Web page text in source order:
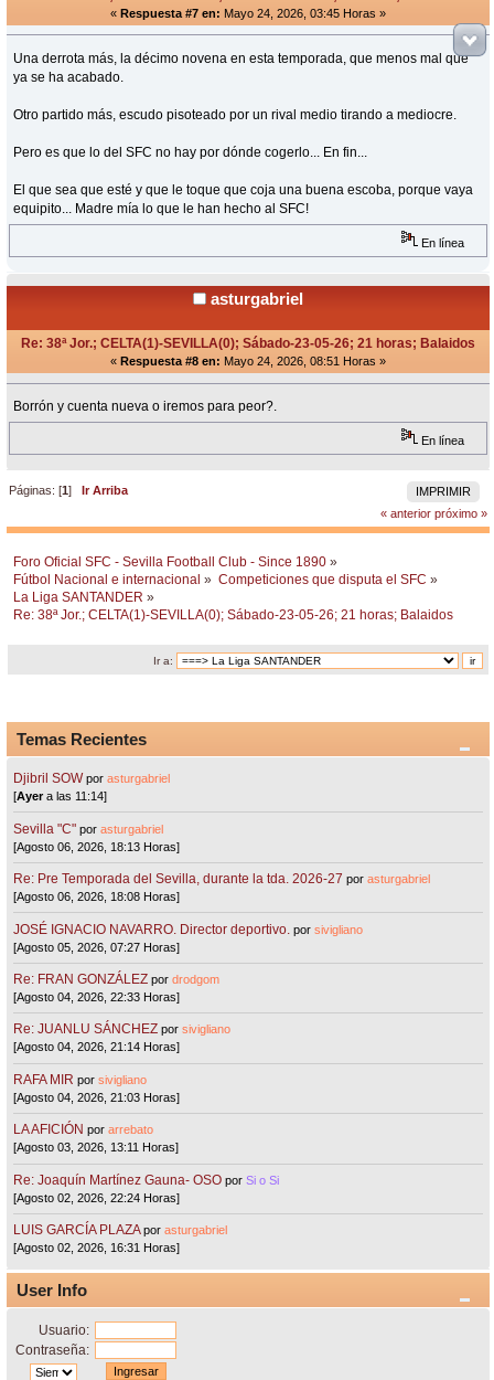
« Respuesta #7 en: Mayo 24, 2026, 03:45 Horas »
Una derrota más, la décimo novena en esta temporada, que menos mal que
ya se ha acabado.
Otro partido más, escudo pisoteado por un rival medio tirando a mediocre.
Pero es que lo del SFC no hay por dónde cogerlo... En fin...
El que sea que esté y que le toque que coja una buena escoba, porque vaya
equipito... Madre mía lo que le han hecho al SFC!
En línea
asturgabriel
Re: 38ª Jor.; CELTA(1)-SEVILLA(0); Sábado-23-05-26; 21 horas; Balaidos
« Respuesta #8 en: Mayo 24, 2026, 08:51 Horas »
Borrón y cuenta nueva o iremos para peor?.
En línea
IMPRIMIR
Páginas: [1]
Ir Arriba
« anterior próximo »
Foro Oficial SFC - Sevilla Football Club - Since 1890 »
Fútbol Nacional e internacional » Competiciones que disputa el SFC »
La Liga SANTANDER »
Re: 38ª Jor.; CELTA(1)-SEVILLA(0); Sábado-23-05-26; 21 horas; Balaidos
Ir a:
Temas Recientes
Djibril SOW porasturgabriel
[Ayera las 11:14]
Sevilla "C"porasturgabriel
[Agosto 06, 2026, 18:13 Horas]
Re: Pre Temporada del Sevilla, durante la tda. 2026-27 porasturgabriel
[Agosto 06, 2026, 18:08 Horas]
JOSÉ IGNACIO NAVARRO. Director deportivo. porsivigliano
[Agosto 05, 2026, 07:27 Horas]
Re: FRAN GONZÁLEZ pordrodgom
[Agosto 04, 2026, 22:33 Horas]
Re: JUANLU SÁNCHEZ porsivigliano
[Agosto 04, 2026, 21:14 Horas]
RAFA MIR porsivigliano
[Agosto 04, 2026, 21:03 Horas]
LA AFICIÓN porarrebato
[Agosto 03, 2026, 13:11 Horas]
Re: Joaquín Martínez Gauna- OSO porSi o Si
[Agosto 02, 2026, 22:24 Horas]
LUIS GARCÍA PLAZA porasturgabriel
[Agosto 02, 2026, 16:31 Horas]
User Info
Usuario:
Contraseña: